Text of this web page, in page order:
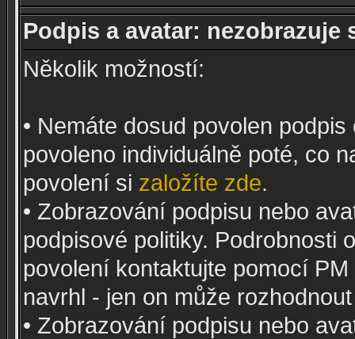
Podpis a avatar: nezobrazuje
Několik možností:
• Nemáte dosud povolen
povoleno individuálně poté, co
povolení si založíte zde.
• Zobrazování podpisu nebo
podpisové politiky. Podrobnosti
povolení kontaktujte pomocí
navrhl - jen on může
• Zobrazování podpisu nebo